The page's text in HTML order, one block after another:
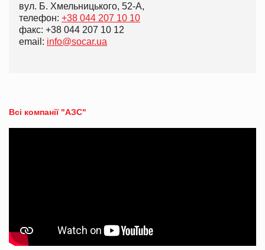
вул. Б. Хмельницького, 52-А,
телефон: +38 044 207 10 10
факс: +38 044 207 10 12
email: info@socar.ua
Всі компанії "АЗС"